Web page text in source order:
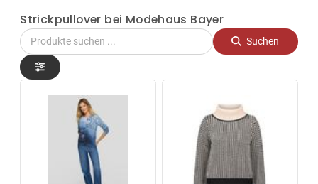
Strickpullover bei Modehaus Bayer
Suchen